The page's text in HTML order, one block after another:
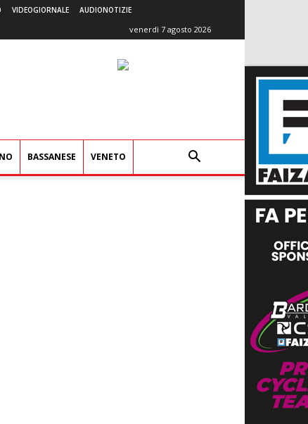
VIDEOGIORNALE AUDIONOTIZIE
venerdì 7 agosto 2026
BASSANESE VENETO